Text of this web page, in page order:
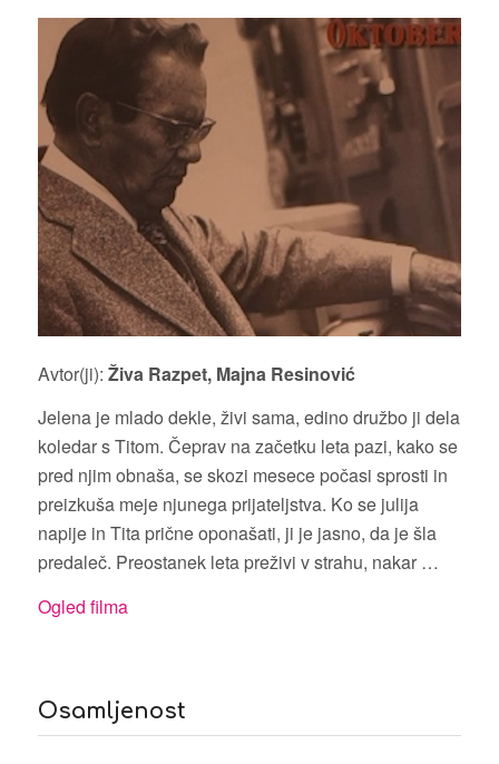
Avtor(ji): Živa Razpet, Majna Resinović
Jelena je mlado dekle, živi sama, edino družbo ji dela
koledar s Titom. Čeprav na začetku leta pazi, kako se
pred njim obnaša, se skozi mesece počasi sprosti in
preizkuša meje njunega prijateljstva. Ko se julija
napije in Tita prične oponašati, ji je jasno, da je šla
predaleč. Preostanek leta preživi v strahu, nakar …
Ogled filma
Osamljenost